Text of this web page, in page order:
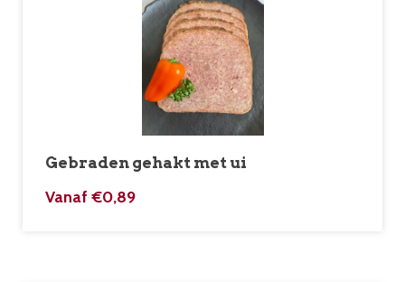
Gebraden gehakt met ui
Vanaf €0,89